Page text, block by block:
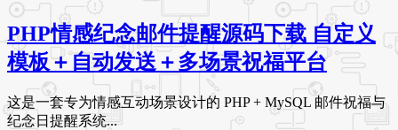
PHP情感纪念邮件提醒源码下载 自定义
模板＋自动发送＋多场景祝福平台
这是一套专为情感互动场景设计的 PHP + MySQL 邮件祝福与
纪念日提醒系统...